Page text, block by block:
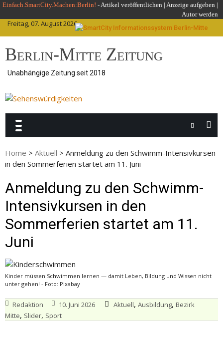
Skip
content
Einfach.SmartCity.Machen:Berlin! -Artikel veröffentlichen | Anzeige aufgeben |
Autor werden
Freitag, 07. August 2026
Berlin-Mitte Zeitung
Unabhängige Zeitung seit 2018
Home > Aktuell > Anmeldung zu den Schwimm-Intensivkursen
in den Sommerferien startet am 11. Juni
Anmeldung zu den Schwimm-
Intensivkursen in den
Sommerferien startet am 11.
Juni
Kinder müssen Schwimmen lernen — damit Leben, Bildung und Wissen nicht
unter gehen! - Foto: Pixabay
Redaktion 10. Juni 2026 Aktuell, Ausbildung, Bezirk
Mitte, Slider, Sport